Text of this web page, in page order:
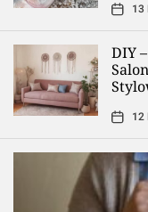
13
DIY
12